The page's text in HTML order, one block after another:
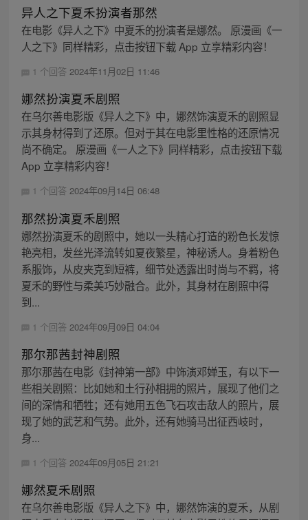
异人之下夏禾扮演者那然
在电影《异人之下》中夏禾的扮演者是娜然。 原漫画《一
人之下》同样精彩，点击按钮下载 App 立享精彩内容！
1 个回答 2024年11月02日 11:46
娜然扮演夏禾剧照
在乌尔善电影版《异人之下》中，娜然饰演夏禾的剧照显
示其身材得到了还原。但对于其在电影里性格的还原情况
尚不确定。 原漫画《一人之下》同样精彩，点击按钮下载
App 立享精彩内容！
1 个回答 2024年09月14日 06:48
那然扮演夏禾剧照
娜然扮演夏禾的剧照中，她以一头精心打造的粉色长发惊
艳亮相，发丝光泽流转如夏夜繁星，神秘诱人。身着粉色
系服饰，从皮夹克到短裤，细节处透露出时尚与不羁，将
夏禾的野性与柔美巧妙融合。此外，其身材在剧照中得
到...
1 个回答 2024年09月09日 04:04
那尔那茜封神剧照
那尔那茜在电影《封神第一部》中饰演邓婵玉，有以下一
些相关剧照：比如她和土行孙相拥的照片，展现了他们之
间的深情和牺牲；还有她用五色飞石攻击敌人的照片，展
现了她的武艺和气势。此外，还有她骑马出征西岐时，
身...
1 个回答 2024年09月05日 21:21
娜然夏禾剧照
在乌尔善电影版《异人之下》中，娜然饰演的夏禾，从剧